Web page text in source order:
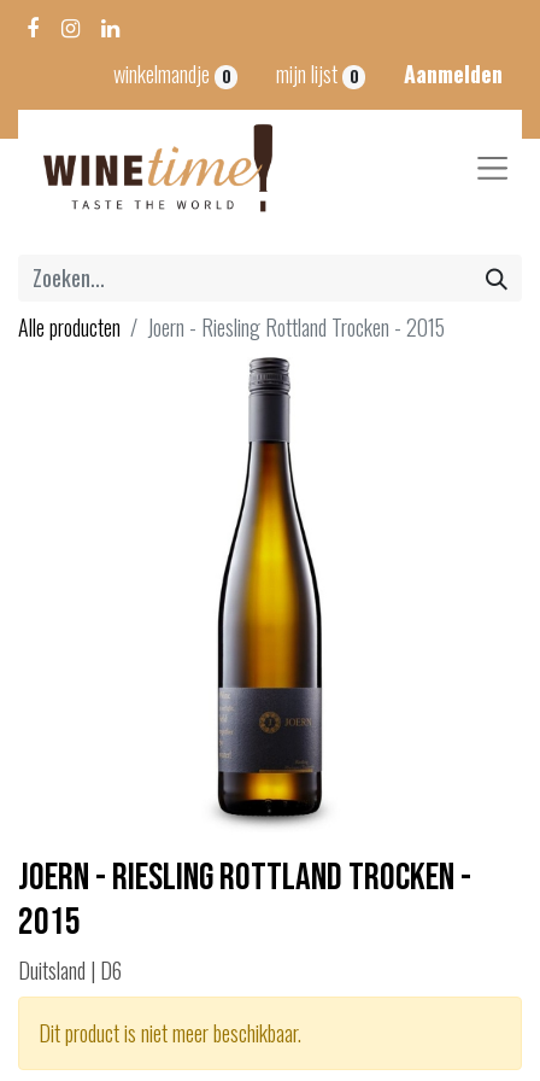
winkelmandje 0 mijn lijst 0 Aanmelden
Alle producten Joern - Riesling Rottland Trocken - 2015
Joern - Riesling Rottland Trocken -
2015
Duitsland | D6
Dit product is niet meer beschikbaar.